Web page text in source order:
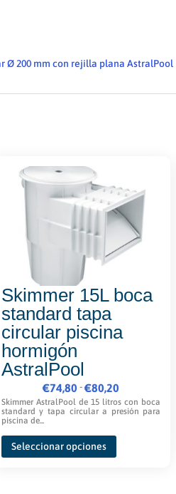
Ø 200 mm con rejilla plana AstralPool
Skimmer 15L boca
standard tapa
circular piscina
hormigón
AstralPool
€74,80 -€80,20
Rango
de
precios:
desde
€74,80
Skimmer AstralPool de 15 litros con boca
standard y tapa circular a presión para
piscina de...
Seleccionar opciones